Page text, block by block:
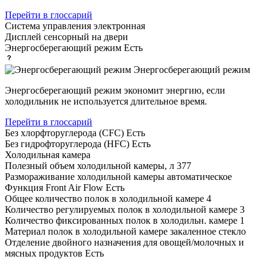
Перейти в глоссарий
Система управления электронная
Дисплей сенсорный на двери
Энергосберегающий режим Есть
Энергосберегающий режим
Энергосберегающий режим экономит энергию, если
холодильник не используется длительное время.
Перейти в глоссарий
Без хлорфторуглерода (CFC) Есть
Без гидрофторуглерода (HFC) Есть
Холодильная камера
Полезный объем холодильной камеры, л 377
Размораживание холодильной камеры автоматическое
Функция Front Air Flow Есть
Общее количество полок в холодильной камере 4
Количество регулируемых полок в холодильной камере 3
Количество фиксированных полок в холодильн. камере 1
Материал полок в холодильной камере закаленное стекло
Отделение двойного назначения для овощей/молочных и
мясных продуктов Есть